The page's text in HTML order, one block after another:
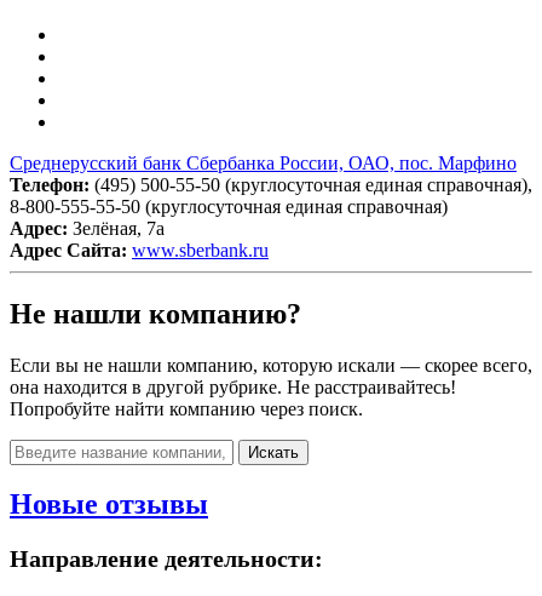
Среднерусский банк Сбербанка России, ОАО, пос. Марфино
Телефон: (495) 500-55-50 (круглосуточная единая справочная),
8-800-555-55-50 (круглосуточная единая справочная)
Адрес: Зелёная, 7а
Адрес Сайта: www.sberbank.ru
Не нашли компанию?
Если вы не нашли компанию, которую искали — скорее всего,
она находится в другой рубрике. Не расстраивайтесь!
Попробуйте найти компанию через поиск.
Искать
Новые отзывы
Направление деятельности: